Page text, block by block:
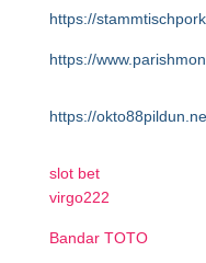
https://
https://
https://
slot bet
virgo222
Bandar TOTO